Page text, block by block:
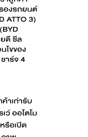
องรถยนต์
ATTO 3)
ดี ซีล
ไขของ
าร์จ 4
าเก่ารับ
ว่ ออโตโม
รือเปิด